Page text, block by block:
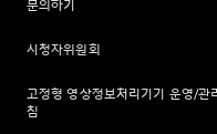
문의하기
시청자위원회
고정형 영상정보처리기기 운영/관
침